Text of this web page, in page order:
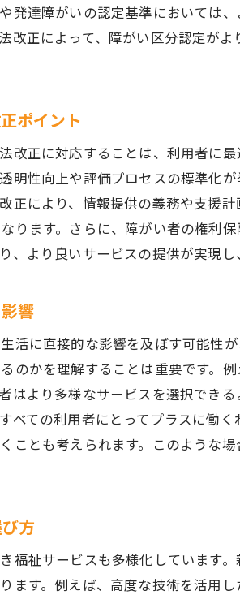
技術革新がもたらす新たな障がい
境改善と障がい区分認定の変化の
住環境改善による障がい者の生活向
障がい区分認定と住環境の相互作
住環境改善が障がい区分認定に必
障がい区分認定における住環境要
労支援における障がい区分認定の最
就労支援における障がい区分認定の
障がい区分認定に基づく就労支援
障がい区分認定の最新基準を活用
就労支援と障がい区分認定の相関
い区分認定の変動が日常生活に与
障がい区分認定がもたらす生活の質
認定変動が影響する福祉サービス
障がい区分認定の変動で知っておく
発達障がいの認定基準においては
改正によって、障がい区分認定が
ポイント
改正に対応することは、利用者に
明性向上や評価プロセスの標準化
正により、情報提供の義務や支援
ります。さらに、障がい者の権利
、より良いサービスの提供が実現
響
活に直接的な影響を及ぼす可能性
のかを理解することは重要です。
はより多様なサービスを選択でき
べての利用者にとってプラスに働
ことも考えられます。このような
方
福祉サービスも多様化しています
ます。例えば、高度な技術を活用